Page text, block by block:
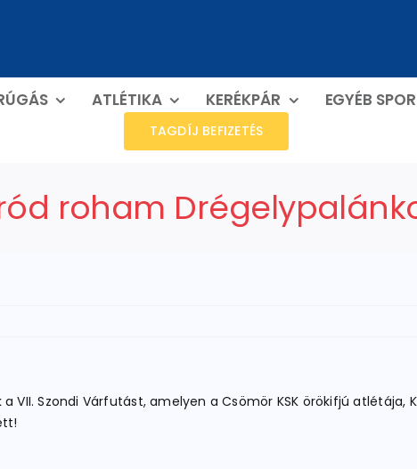
ATLÉTIKA KERÉKPÁR EGYÉB
TAGDÍJ BEFIZETÉS
roham
VII. Szondi Várfutást, amelyen a Csömör KSK örökifjú atlétája,